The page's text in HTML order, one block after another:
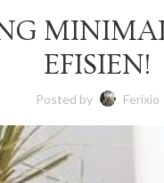
EFISIEN!
Posted by Ferixio